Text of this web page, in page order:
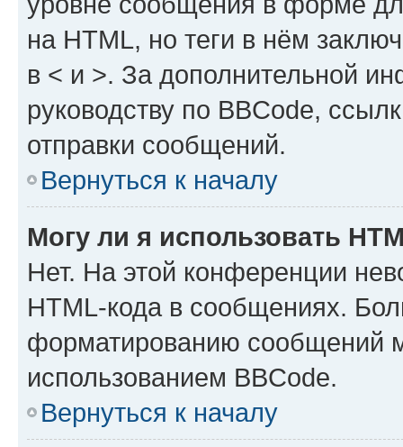
на HTML, но теги в нём
в < и >. За дополнительной
руководству по BBCode,
отправки сообщений.
Вернуться к началу
Могу ли я использовать
Нет. На этой конференции
HTML-кода в сообщениях.
форматированию сообщений
использованием BBCode.
Вернуться к началу